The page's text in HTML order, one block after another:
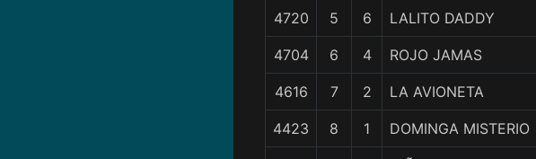
4720 5 6 LALITO DADDY
4704 6 4 ROJO JAMAS
4616 7 2 LA AVIONETA
4423 8 1 DOMINGA MISTERIO